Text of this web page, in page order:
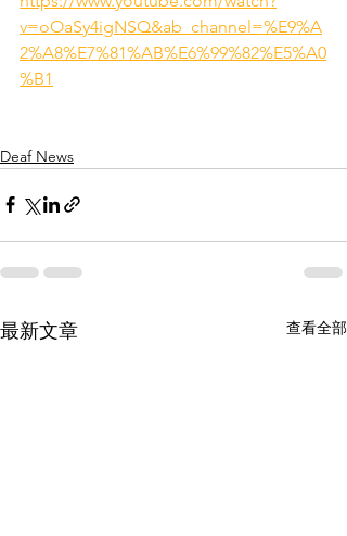
v=oOaSy4igNSQ&ab_channel=%E9%A
2%A8%E7%81%AB%E6%99%82%E5%A0
%B1
Deaf News
最新文章 查看全部